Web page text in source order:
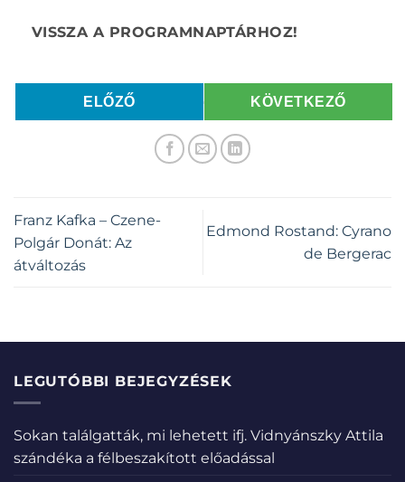
ELŐZŐ KÖVETKEZŐ
Franz Kafka – Czene-
Polgár Donát: Az
átváltozás
Edmond Rostand: Cyrano
de Bergerac
LEGUTÓBBI BEJEGYZÉSEK
Sokan találgatták, mi lehetett ifj. Vidnyánszky Attila
szándéka a félbeszakított előadással